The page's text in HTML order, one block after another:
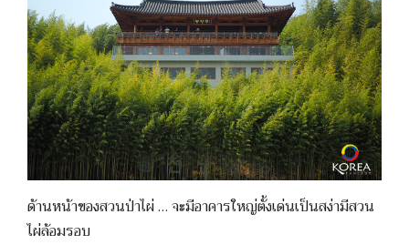
ด้านหน้าของสวนป่าไผ่ … จะมีอาคารใหญ่ตั้งเด่นเป็นสง่ามีสวน
ไผ่ล้อมรอบ